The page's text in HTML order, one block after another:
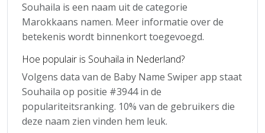
Souhaila is een naam uit de categorie
Marokkaans namen. Meer informatie over de
betekenis wordt binnenkort toegevoegd.
Hoe populair is Souhaila in Nederland?
Volgens data van de Baby Name Swiper app staat
Souhaila op positie #3944 in de
populariteitsranking. 10% van de gebruikers die
deze naam zien vinden hem leuk.